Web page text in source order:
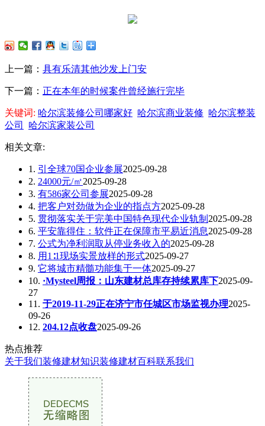
上一篇： 具有乐清其他沙发上门安
下一篇： 正在本年的时候案件曾经施行完毕
关键词: 哈尔滨装修公司哪家好 哈尔滨商业装修 哈尔滨整装
公司
哈尔滨家装公司
相关文章:
1. 引全球70国企业参展2025-09-28
2. 24000元/㎡2025-09-28
3. 有586家公司参展2025-09-28
4. 把客户对劲做为企业的指点方2025-09-28
5. 贯彻落实关于完美中国特色现代企业轨制 2025-09-28
6. 平安靠得住：软件正在保障市平易近消息2025-09-28
7. 公式为净利润取从停业务收入的2025-09-28
8. 用1∶1现场实景放样的形式2025-09-27
9. 它将城市精髓功能集于一体2025-09-27
10. ·Mysteel周报：山东建材总库存持续累库下2025-09-
27
11. 于2019-11-29正在济宁市任城区市场监视办理2025-
09-26
12. 204.12点收盘2025-09-26
热点推荐
关于我们装修建材知识装修建材百科联系我们